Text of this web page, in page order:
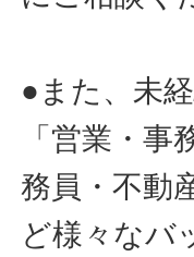
●また、未
「営業・
務員・不動
ど様々なバ